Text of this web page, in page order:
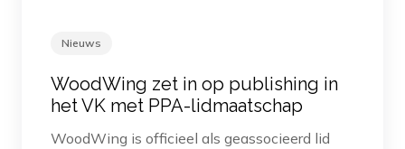
Nieuws
WoodWing zet in op publishing in
het VK met PPA-lidmaatschap
WoodWing is officieel als geassocieerd lid